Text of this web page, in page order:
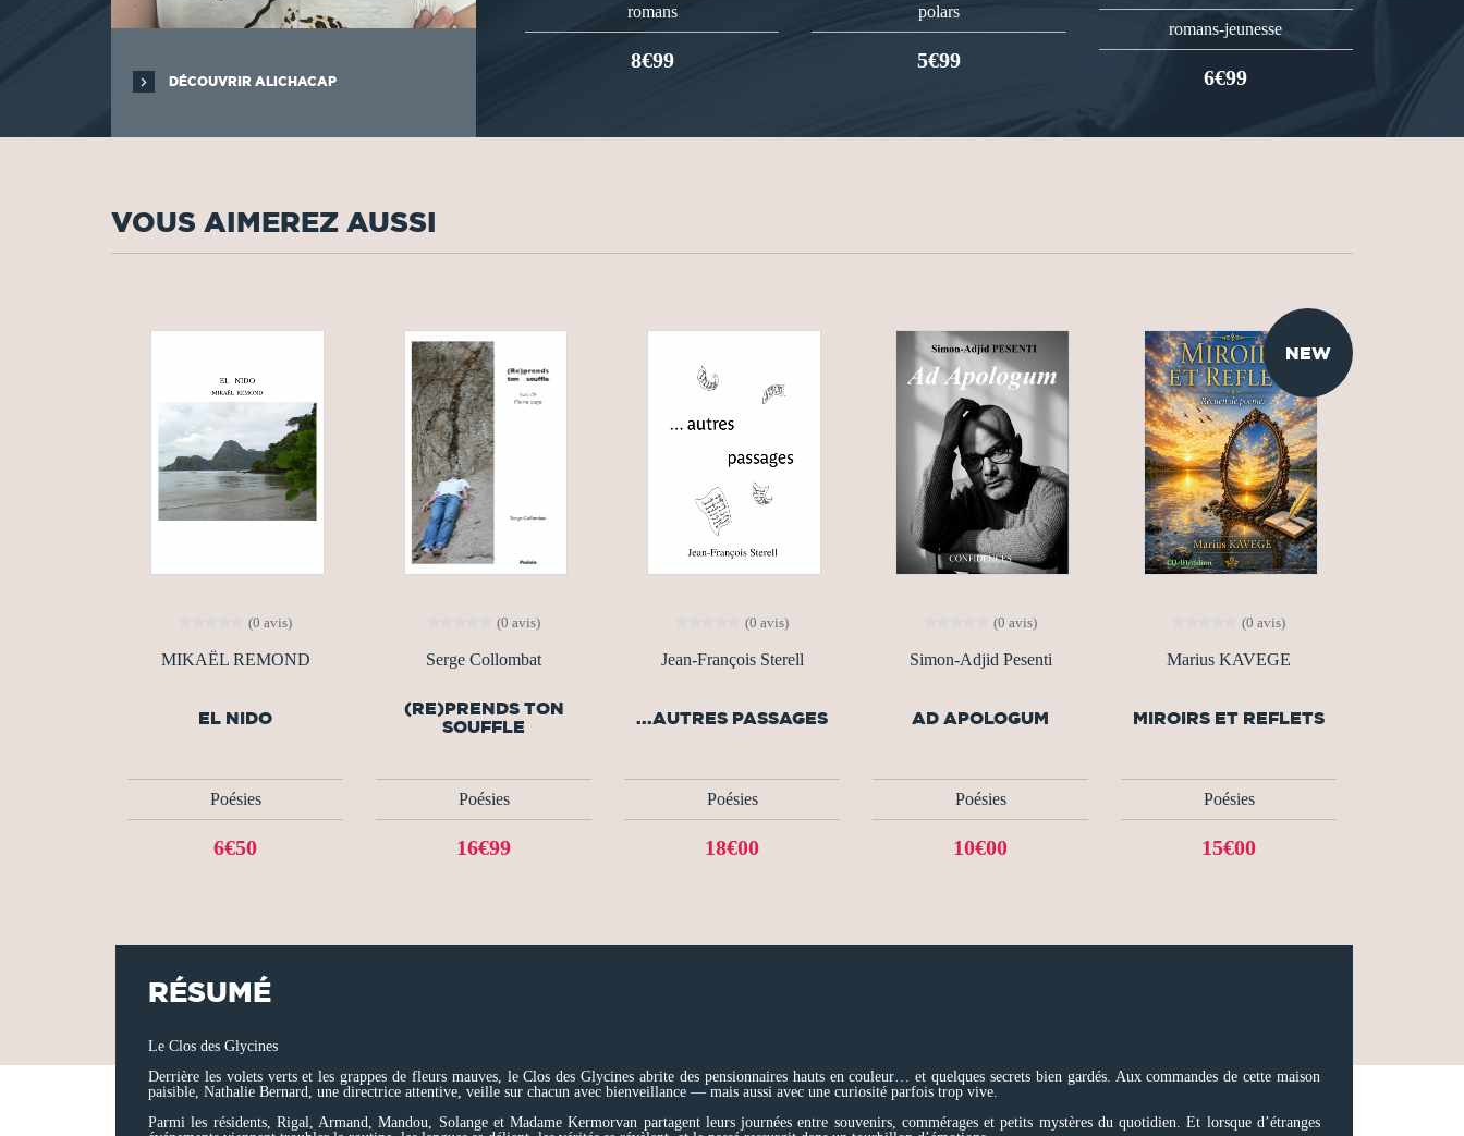
DÉCOUVRIR ALICHACAP
romans
8€99
polars
5€99
romans-jeunesse
6€99
VOUS AIMEREZ AUSSI
(0 avis)
MIKAËL REMOND
EL NIDO
Poésies
6€50
(0 avis)
Serge Collombat
(RE)PRENDS TON
SOUFFLE
Poésies
16€99
(0 avis)
Jean-François Sterell
...AUTRES PASSAGES
Poésies
18€00
(0 avis)
Simon-Adjid Pesenti
AD APOLOGUM
Poésies
10€00
NEW
(0 avis)
Marius KAVEGE
MIROIRS ET REFLETS
Poésies
15€00
RÉSUMÉ
Le Clos des Glycines
Derrière les volets verts et les grappes de fleurs mauves, le Clos des Glycines abrite des pensionnaires hauts en couleur… et quelques secrets bien gardés. Aux commandes de cette maison
paisible, Nathalie Bernard, une directrice attentive, veille sur chacun avec bienveillance — mais aussi avec une curiosité parfois trop vive.
Parmi les résidents, Rigal, Armand, Mandou, Solange et Madame Kermorvan partagent leurs journées entre souvenirs, commérages et petits mystères du quotidien. Et lorsque d’étranges